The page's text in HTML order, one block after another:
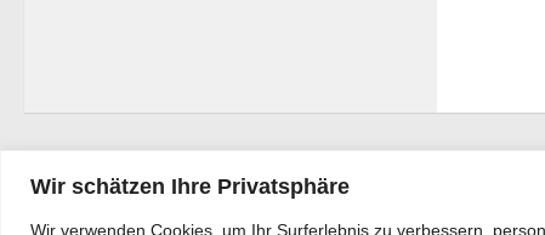
Wir schätzen Ihre Privatsphäre
Wir verwenden Cookies, um Ihr Surferlebnis zu verbessern,